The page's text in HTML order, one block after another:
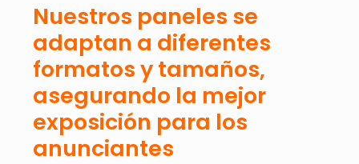
Nuestros paneles se
adaptan a diferentes
formatos y tamaños,
asegurando la mejor
exposición para los
anunciantes